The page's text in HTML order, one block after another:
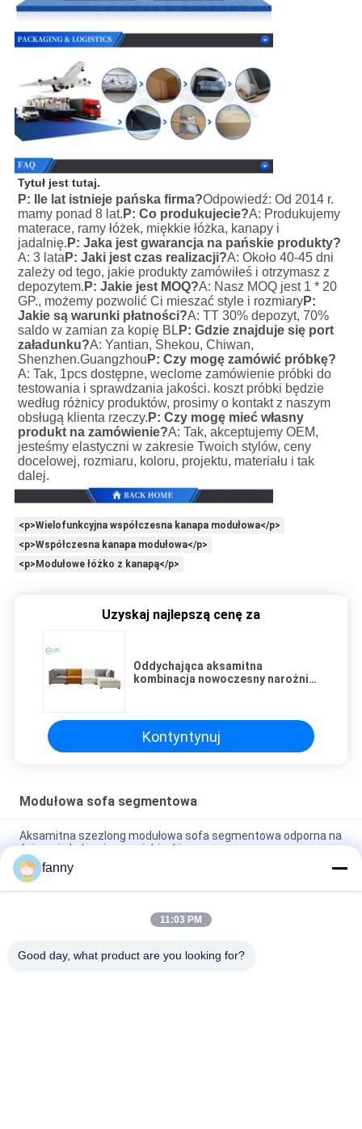
Tytuł jest tutaj.
P: Ile lat istnieje pańska firma?Odpowiedź: Od 2014 r.
mamy ponad 8 lat. P: Co produkujecie?A: Produkujemy
materace, ramy łóżek, miękkie łóżka, kanapy i
jadalnię. P: Jaka jest gwarancja na pańskie produkty?
A: 3 lata P: Jaki jest czas realizacji?A: Około 40-45 dni
zależy od tego, jakie produkty zamówiłeś i otrzymasz z
depozytem. P: Jakie jest MOQ?A: Nasz MOQ jest 1 * 20
GP., możemy pozwolić Ci mieszać style i rozmiaryP:
Jakie są warunki płatności?A: TT 30% depozyt, 70%
saldo w zamian za kopię BL P: Gdzie znajduje się port
załadunku?A: Yantian, Shekou, Chiwan,
Shenzhen.Guangzhou P: Czy mogę zamówić próbkę?
A: Tak, 1pcs dostępne, weclome zamówienie próbki do
testowania i sprawdzania jakości. koszt próbki będzie
według różnicy produktów, prosimy o kontakt z naszym
obsługą klienta rzeczy. P: Czy mogę mieć własny
produkt na zamówienie?A: Tak, akceptujemy OEM,
jesteśmy elastyczni w zakresie Twoich stylów, ceny
docelowej, rozmiaru, koloru, projektu, materiału i tak
dalej.
<p>Wielofunkcyjna współczesna kanapa modułowa</p>
<p>Współczesna kanapa modułowa</p>
<p>Modułowe łóżko z kanapą</p>
Uzyskaj najlepszą cenę za
Oddychająca aksamitna
kombinacja nowoczesny narożnik
Kontyntynuj
Modułowa sofa segmentowa
Aksamitna szezlong modułowa sofa segmentowa odporna na
ścieranie kolor ciemnoniebieski
Trwała, oddychająca aksamitna sofa modułowa, rozkładana
sofa odporna na zarysowania z szezlongiem
Modułowa sofa segmentowa ODM OEM z praktycznym
fanny
11:03 PM
Good day, what product are you looking for?